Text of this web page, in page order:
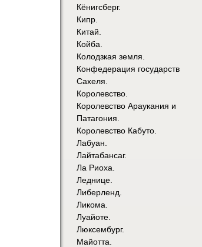
Кёнигсберг.
Кипр.
Китай.
Койба.
Колодзкая земля.
Конфедерация государств
Сахеля.
Королевство.
Королевство Араукания и
Патагония.
Королевство Кабуто.
Лабуан.
Лайтабансаг.
Ла Риоха.
Леднице.
Либерленд.
Ликома.
Луайоте.
Люксембург.
Майотта.